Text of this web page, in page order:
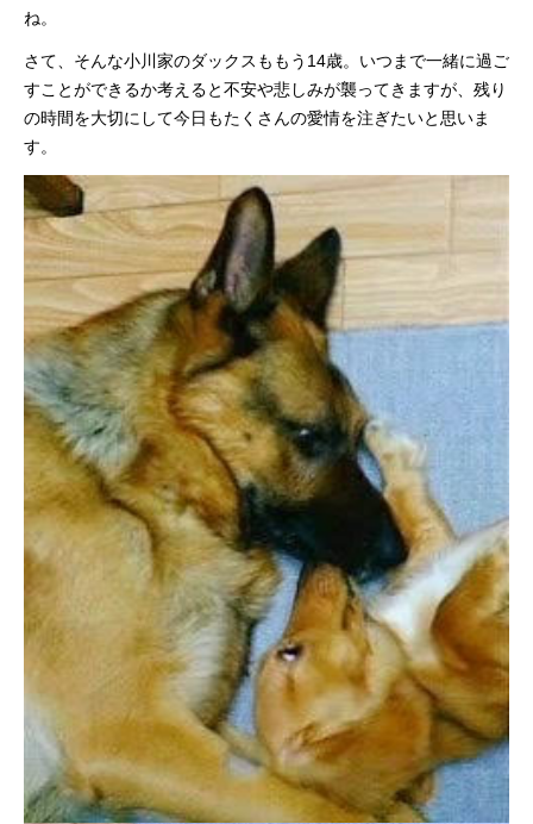
ね。
さて、そんな小川家のダックスももう14歳。いつまで一緒に過ご
すことができるか考えると不安や悲しみが襲ってきますが、残り
の時間を大切にして今日もたくさんの愛情を注ぎたいと思いま
す。